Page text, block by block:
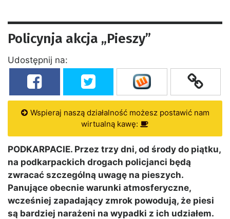
Policynja akcja „Pieszy”
Udostępnij na:
Wspieraj naszą działalność możesz postawić nam
wirtualną kawę:
PODKARPACIE. Przez trzy dni, od środy do piątku,
na podkarpackich drogach policjanci będą
zwracać szczególną uwagę na pieszych.
Panujące obecnie warunki atmosferyczne,
wcześniej zapadający zmrok powodują, że piesi
są bardziej narażeni na wypadki z ich udziałem.